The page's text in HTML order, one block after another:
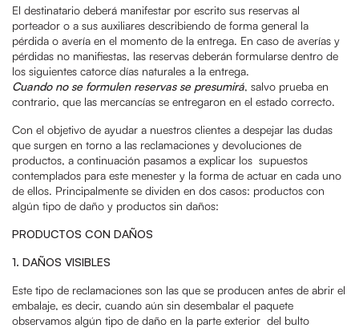
El destinatario deberá manifestar por escrito sus reservas al
porteador o a sus auxiliares describiendo de forma general la
pérdida o avería en el momento de la entrega. En caso de averías y
pérdidas no manifiestas, las reservas deberán formularse dentro de
los siguientes catorce días naturales a la entrega.
Cuando no se formulen reservas se presumirá, salvo prueba en
contrario, que las mercancías se entregaron en el estado correcto.
Con el objetivo de ayudar a nuestros clientes a despejar las dudas
que surgen en torno a las reclamaciones y devoluciones de
productos, a continuación pasamos a explicar los supuestos
contemplados para este menester y la forma de actuar en cada uno
de ellos. Principalmente se dividen en dos casos: productos con
algún tipo de daño y productos sin daños:
PRODUCTOS CON DAÑOS
1. DAÑOS VISIBLES
Este tipo de reclamaciones son las que se producen antes de abrir el
embalaje, es decir, cuando aún sin desembalar el paquete
observamos algún tipo de daño en la parte exterior del bulto